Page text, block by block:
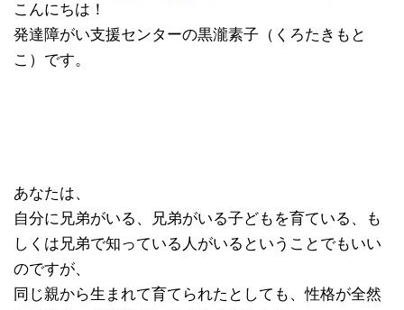
こんにちは！
発達障がい支援センターの黒瀧素子（くろたきもと
こ）です。
あなたは、
自分に兄弟がいる、兄弟がいる子どもを育ている、も
しくは兄弟で知っている人がいるということでもいい
のですが、
同じ親から生まれて育てられたとしても、性格が全然